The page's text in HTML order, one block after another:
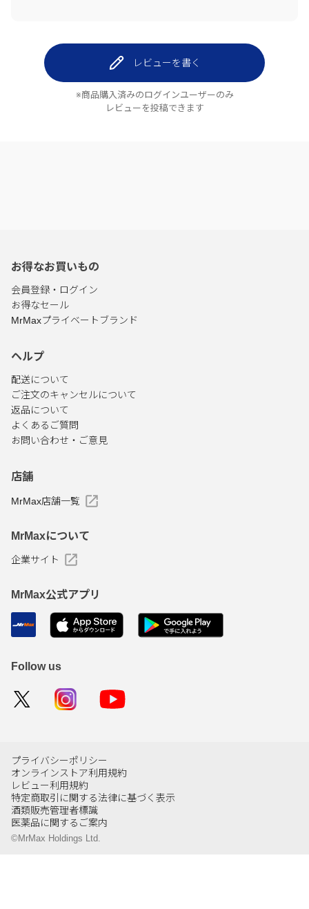
レビューを書く
※商品購入済みのログインユーザーのみ
レビューを投稿できます
お得なお買いもの
会員登録・ログイン
お得なセール
MrMaxプライベートブランド
ヘルプ
配送について
ご注文のキャンセルについて
返品について
よくあるご質問
お問い合わせ・ご意見
店舗
MrMax店舗一覧
MrMaxについて
企業サイト
MrMax公式アプリ
Follow us
プライバシーポリシー
オンラインストア利用規約
レビュー利用規約
特定商取引に関する法律に基づく表示
酒類販売管理者標識
医薬品に関するご案内
©MrMax Holdings Ltd.